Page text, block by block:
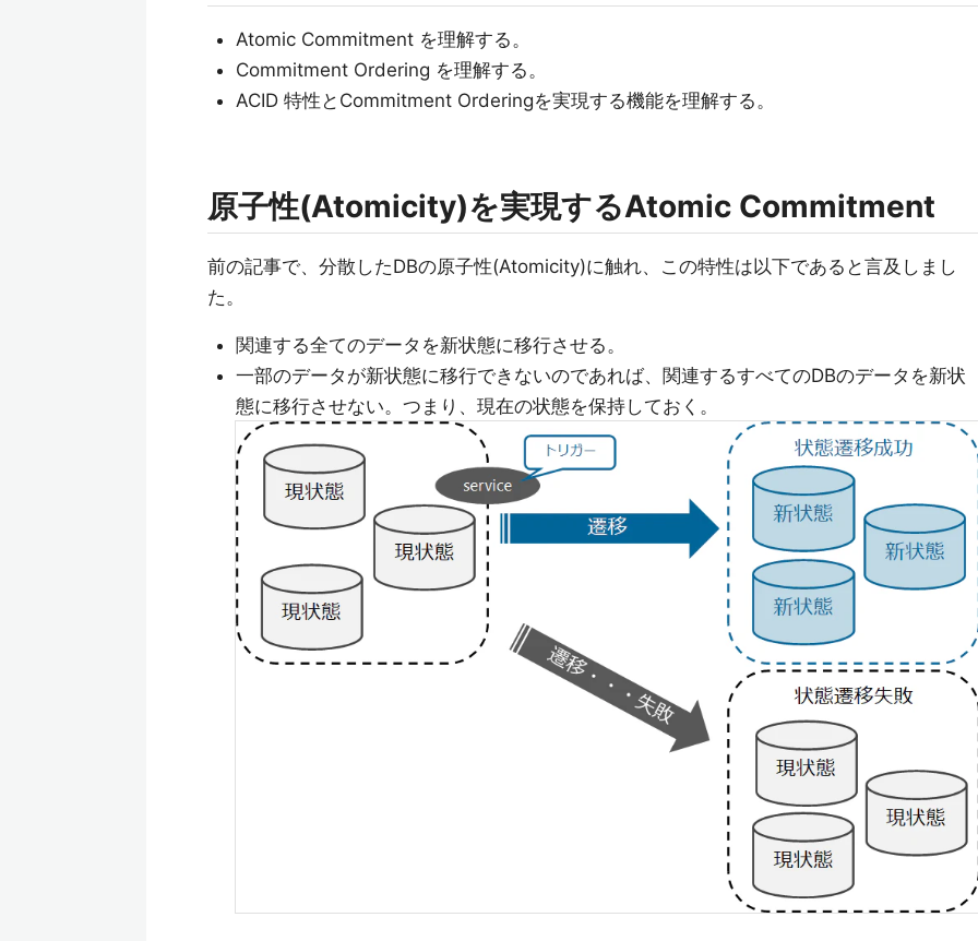
Atomic Commitment を理解する。
Commitment Ordering を理解する。
ACID 特性とCommitment Orderingを実現する機能を理解する。
原子性(Atomicity)を実現するAtomic Commitment
前の記事で、分散したDBの原子性(Atomicity)に触れ、この特性は以下であると言及しまし
た。
関連する全てのデータを新状態に移行させる。
一部のデータが新状態に移行できないのであれば、関連するすべてのDBのデータを新状
態に移行させない。つまり、現在の状態を保持しておく。